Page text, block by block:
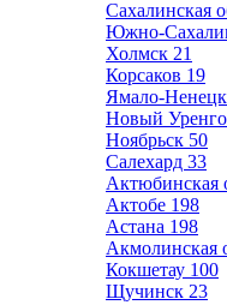
Сахалинская
Южно-
Холмск 21
Корсаков 19
Ямало-
Новый
Ноябрьск 50
Салехард 33
Актюбинская
Актобе 198
Астана 198
Акмолинская
Кокшетау 100
Щучинск 23